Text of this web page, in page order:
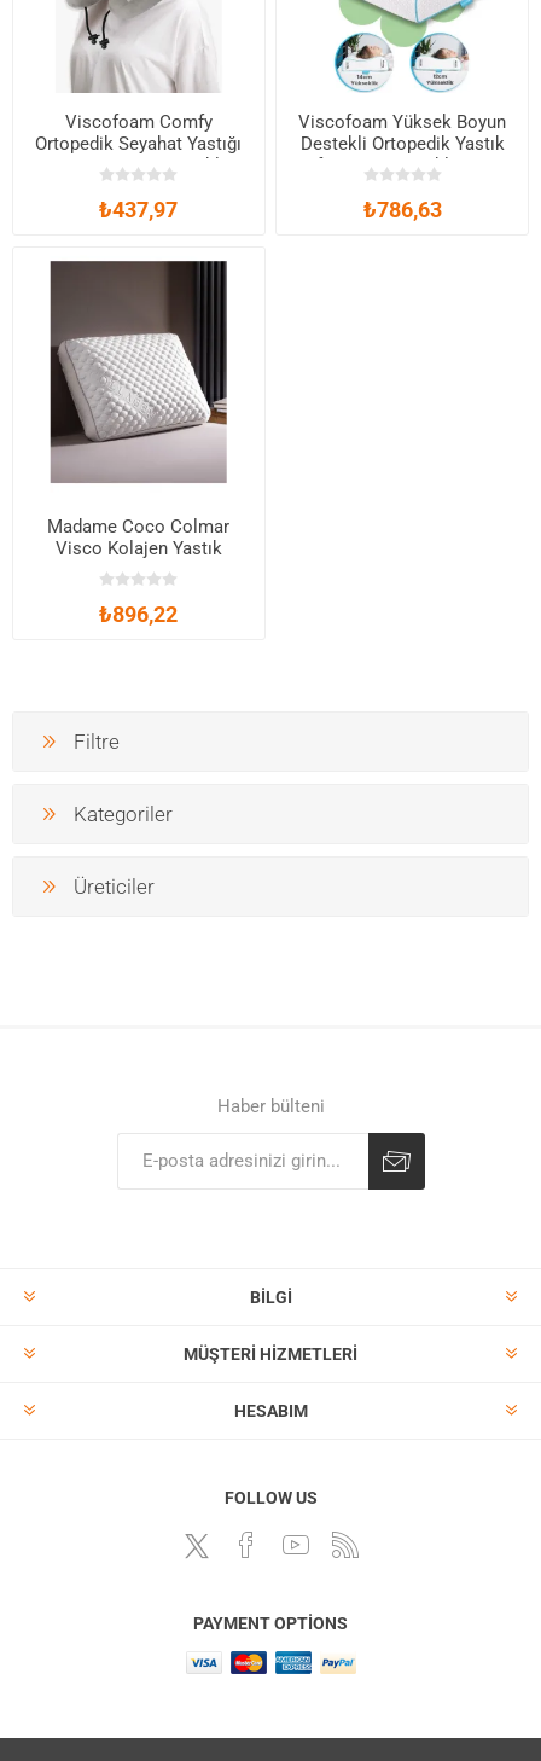
Viscofoam Comfy
Ortopedik Seyahat Yastığı
Visco Boyun Destekli
Seyahat Yastığı - Gri
₺437,97
Viscofoam Yüksek Boyun
Destekli Ortopedik Yastık
Çift Boyun Destekli Visco
Yastık
₺786,63
Madame Coco Colmar
Visco Kolajen Yastık
₺896,22
Filtre
Kategoriler
Üreticiler
Haber bülteni
BILGI
MÜŞTERI HIZMETLERI
HESABIM
FOLLOW US
PAYMENT OPTIONS